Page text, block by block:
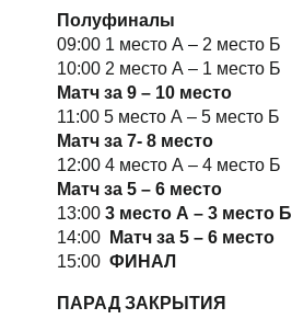
Полуфиналы
09:00 1 место А – 2 место Б
10:00 2 место А – 1 место Б
Матч за 9 – 10 место
11:00 5 место А – 5 место Б
Матч за 7- 8 место
12:00 4 место А – 4 место Б
Матч за 5 – 6 место
13:00 3 место А – 3 место Б
14:00
Матч за 5 – 6 место
15:00 ФИНАЛ
ПАРАД ЗАКРЫТИЯ